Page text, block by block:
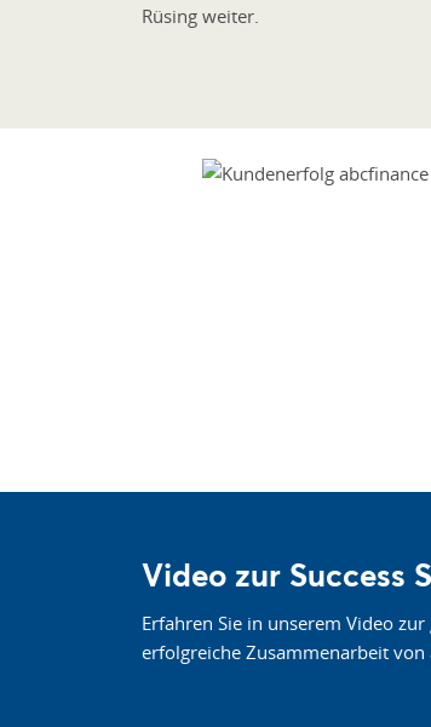
Rüsing weiter.
Video zur Success
Erfahren Sie in unserem Video
erfolgreiche Zusammenarbeit von